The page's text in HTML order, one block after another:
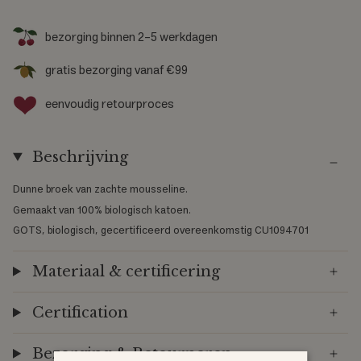
j
u
w
a
a
t
bezorging binnen 2-5 werkdagen
gratis bezorging vanaf €99
eenvoudig retourproces
Beschrijving
Dunne broek van zachte mousseline.
Gemaakt van 100% biologisch katoen.
GOTS, biologisch, gecertificeerd overeenkomstig CU1094701
Materiaal & certificering
Certification
Bezorging & Retourneren